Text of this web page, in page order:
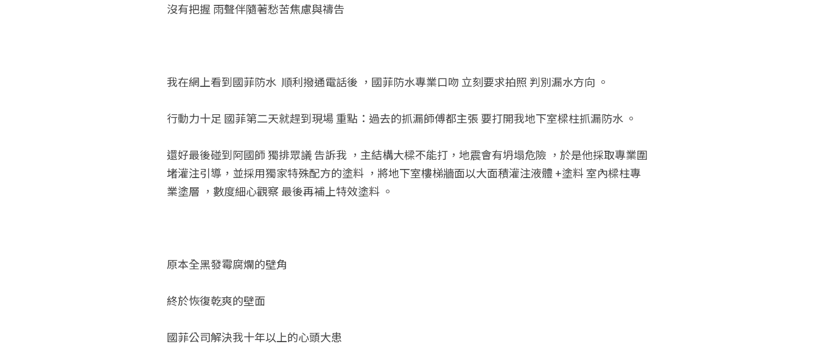
沒有把握 雨聲伴隨著愁苦焦慮與禱告
我在網上看到國菲防水  順利撥通電話後 ，國菲防水專業口吻 立刻要求拍照 判別漏水方向 。
行動力十足 國菲第二天就趕到現場 重點：過去的抓漏師傅都主張 要打開我地下室樑柱抓漏防水 。
還好最後碰到阿國師 獨排眾議 告訴我 ，主結構大樑不能打，地震會有坍塌危險 ，於是他採取專業圍
堵灌注引導，並採用獨家特殊配方的塗料 ，將地下室樓梯牆面以大面積灌注液體 +塗料 室內樑柱專
業塗層 ，數度細心觀察 最後再補上特效塗料 。
原本全黑發霉腐爛的壁角
終於恢復乾爽的壁面
國菲公司解決我十年以上的心頭大患